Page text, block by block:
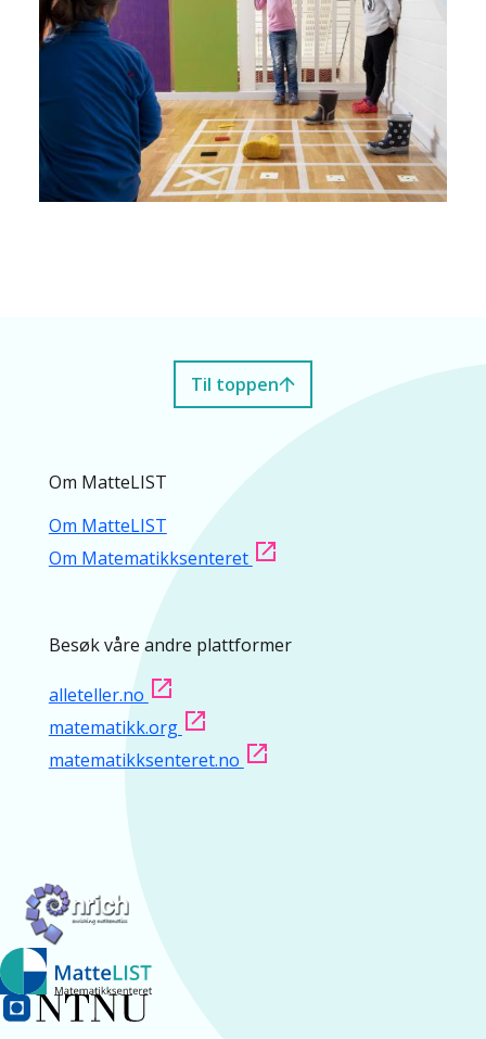
Til toppen
Om MatteLIST
Om MatteLIST
Om Matematikksenteret
Besøk våre andre plattformer
alleteller.no
matematikk.org
matematikksenteret.no